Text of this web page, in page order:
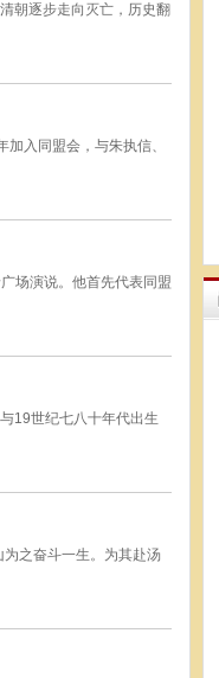
朝逐步走向灭亡，历史翻
入同盟会，与朱执信、
场演说。他首先代表同盟
19世纪七八十年代出生
之奋斗一生。为其赴汤